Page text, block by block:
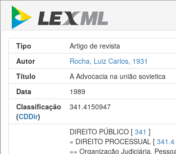
Tipo
Artigo de revista
Autor
Rocha, Luiz Carlos, 1931
Título
A Advocacia na união sovietica
Data
1989
Classificação
(CDDir)
341.4150947
DIREITO PÚBLICO [ 341 ]
» DIREITO PROCESSUAL [ 341.4
»» Organização Judiciária.